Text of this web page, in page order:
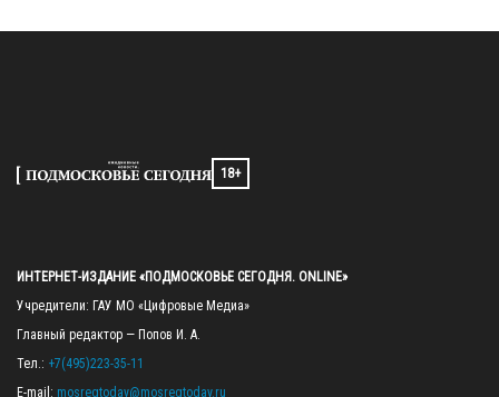
18+
ИНТЕРНЕТ-ИЗДАНИЕ «ПОДМОСКОВЬЕ СЕГОДНЯ. ONLINE»
Учредители: ГАУ МО «Цифровые Медиа»
Главный редактор — Попов И. А.
Тел.: +7(495)223-35-11
E-mail: mosregtoday@mosregtoday.ru